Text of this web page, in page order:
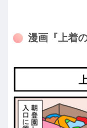
漫画『上着